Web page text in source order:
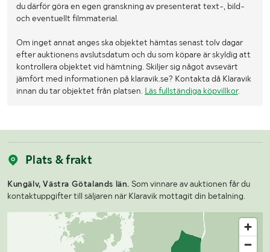
du därför göra en egen granskning av presenterat text-, bild-
och eventuellt filmmaterial.
Om inget annat anges ska objektet hämtas senast tolv dagar
efter auktionens avslutsdatum och du som köpare är skyldig att
kontrollera objektet vid hämtning. Skiljer sig något avsevärt
jämfört med informationen på klaravik.se? Kontakta då Klaravik
innan du tar objektet från platsen. Läs fullständiga köpvillkor.
Plats & frakt
Kungälv, Västra Götalands län. Som vinnare av auktionen får du
kontaktuppgifter till säljaren när Klaravik mottagit din betalning.